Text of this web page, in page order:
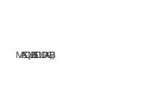
MASQUE DE SOUDAGE3